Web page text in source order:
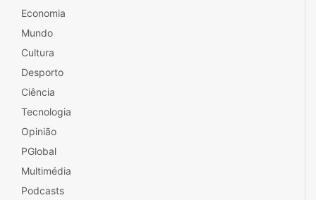
Economia
Mundo
Cultura
Desporto
Ciência
Tecnologia
Opinião
PGlobal
Multimédia
Podcasts